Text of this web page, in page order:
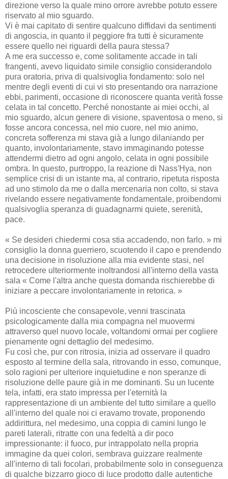
direzione verso la quale mino orrore avrebbe potuto essere
riservato al mio sguardo.
Vi è mai capitato di sentire qualcuno diffidavi da sentimenti
di angoscia, in quanto il peggiore fra tutti è sicuramente
essere quello nei riguardi della paura stessa?
A me era successo e, come solitamente accade in tali
frangenti, avevo liquidato simile consiglio considerandolo
pura oratoria, priva di qualsivoglia fondamento: solo nel
mentre degli eventi di cui vi sto presentando ora narrazione
ebbi, parimenti, occasione di riconoscere quanta verità fosse
celata in tal concetto. Perché nonostante ai miei occhi, al
mio sguardo, alcun genere di visione, spaventosa o meno, si
fosse ancora concessa, nel mio cuore, nel mio animo,
concreta sofferenza mi stava già a lungo dilaniando per
quanto, involontariamente, stavo immaginando potesse
attendermi dietro ad ogni angolo, celata in ogni possibile
ombra. In questo, purtroppo, la reazione di Nass'Hya, non
semplice crisi di un istante ma, al contrario, ripetuta risposta
ad uno stimolo da me o dalla mercenaria non colto, si stava
rivelando essere negativamente fondamentale, proibendomi
qualsivoglia speranza di guadagnarmi quiete, serenità,
pace.
« Se desideri chiedermi cosa stia accadendo, non farlo. » mi
consiglio la donna guerriero, scuotendo il capo e prendendo
una decisione in risoluzione alla mia evidente stasi, nel
retrocedere ulteriormente inoltrandosi all'interno della vasta
sala « Come l'altra anche questa domanda rischierebbe di
iniziare a peccare involontariamente in retorica. »
Più incosciente che consapevole, venni trascinata
psicologicamente dalla mia compagna nel muovermi
attraverso quel nuovo locale, voltandomi ormai per cogliere
pienamente ogni dettaglio del medesimo.
Fu così che, pur con ritrosia, inizia ad osservare il quadro
esposto al termine della sala, ritrovando in esso, comunque,
solo ragioni per ulteriore inquietudine e non speranze di
risoluzione delle paure già in me dominanti. Su un lucente
tela, infatti, era stato impressa per l'eternità la
rappresentazione di un ambiente del tutto similare a quello
all'interno del quale noi ci eravamo trovate, proponendo
addirittura, nel medesimo, una coppia di camini lungo le
pareti laterali, ritratte con una fedeltà a dir poco
impressionante: il fuoco, pur intrappolato nella propria
immagine da quei colori, sembrava guizzare realmente
all'interno di tali focolari, probabilmente solo in conseguenza
di qualche bizzarro gioco di luce prodotto dalle autentiche